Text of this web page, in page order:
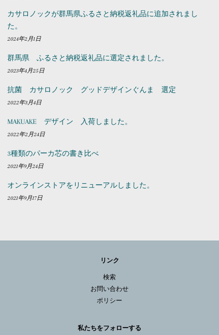
カサロノックが群馬県ふるさと納税返礼品に追加されまし
た。
2024年2月1日
群馬県 ふるさと納税返礼品に選定されました。
2023年4月25日
抗菌 カサロノック グッドデザインぐんま 選定
2022年3月4日
MAKUAKE デザイン 入荷しました。
2022年2月24日
3種類のパーカ芯の書き比べ
2021年9月24日
オンラインストアをリニューアルしました。
2021年9月17日
リンク
検索
お問い合わせ
ポリシー
私たちをフォローする